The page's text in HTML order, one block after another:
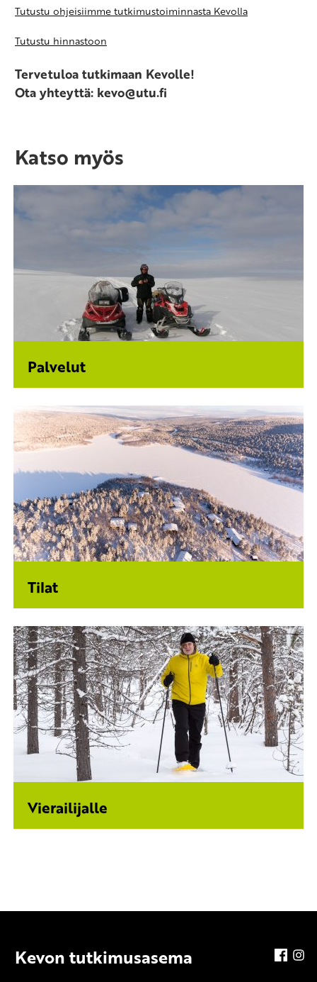
Tutustu ohjeisiimme tutkimustoiminnasta Kevolla
Tutustu hinnastoon
Tervetuloa tutkimaan Kevolle!
Ota yhteyttä: kevo@utu.fi
Katso myös
Palvelut
Tilat
Vierailijalle
Kevon tutkimusasema